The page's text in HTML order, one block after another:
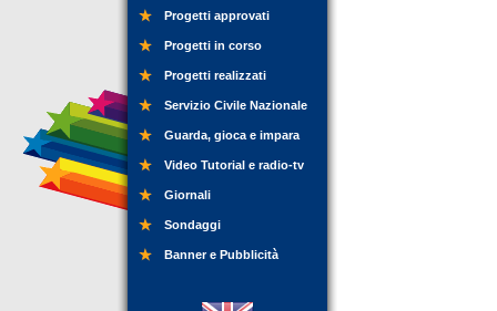
Progetti approvati
Progetti in corso
Progetti realizzati
Servizio Civile Nazionale
Guarda, gioca e impara
Video Tutorial e radio-tv
Giornali
Sondaggi
Banner e Pubblicità